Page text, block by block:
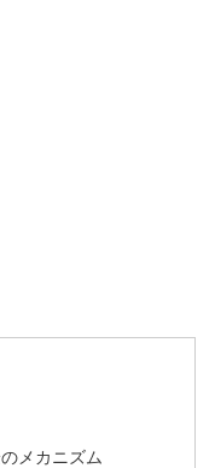
メカニズム